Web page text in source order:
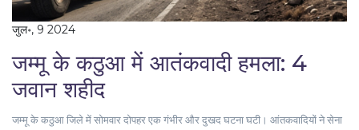
जुल॰, 9 2024
जम्मू के कठुआ में आतंकवादी हमला: 4
जवान शहीद
जम्मू के कठुआ जिले में सोमवार दोपहर एक गंभीर और दुखद घटना घटी। आंतकवादियों ने सेना